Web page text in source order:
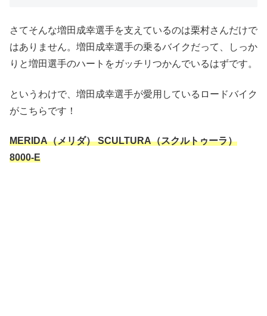
さてそんな増田成幸選手を支えているのは栗村さんだけで
はありません。増田成幸選手の乗るバイクだって、しっか
りと増田選手のハートをガッチリつかんでいるはずです。
というわけで、増田成幸選手が愛用しているロードバイク
がこちらです！
MERIDA（メリダ） SCULTURA（スクルトゥーラ）
8000-E